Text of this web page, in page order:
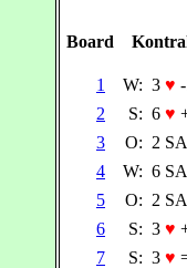
Board
1
W: 3 ♥
2
S: 6 ♥
3
O: 2
4
W: 6
5
O: 2
6
S: 3 ♥
7
S: 3 ♥